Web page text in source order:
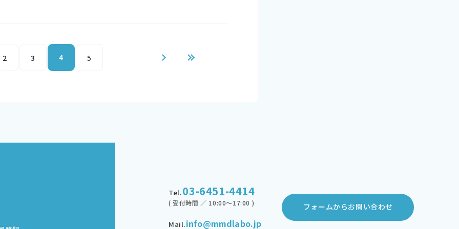
2 3 4 5
Tel.03-6451-4414
( 受付時間 ／ 10:00～17:00 )
Mail.info@mmdlabo.jp
フォームからお問い合わせ